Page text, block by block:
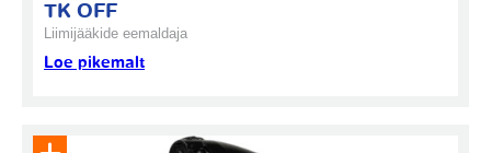
TK OFF
Liimijääkide eemaldaja
Loe pikemalt
Eemalda toode päringukorvist